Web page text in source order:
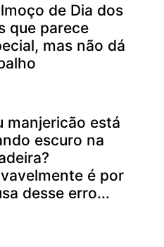
de Dia dos
que parece
mas não dá
manjericão está
escuro na
é por
desse erro...